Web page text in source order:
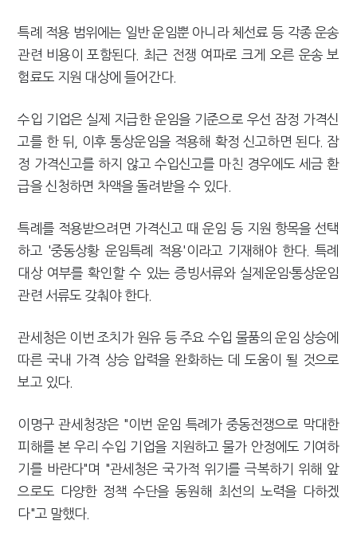
특례 적용 범위에는 일반 운임뿐 아니라 체선료 등 각종 운송
관련 비용이 포함된다. 최근 전쟁 여파로 크게 오른 운송 보
험료도 지원 대상에 들어간다.
수입 기업은 실제 지급한 운임을 기준으로 우선 잠정 가격신
고를 한 뒤, 이후 통상운임을 적용해 확정 신고하면 된다. 잠
정 가격신고를 하지 않고 수입신고를 마친 경우에도 세금 환
급을 신청하면 차액을 돌려받을 수 있다.
특례를 적용받으려면 가격신고 때 운임 등 지원 항목을 선택
하고 '중동상황 운임특례 적용'이라고 기재해야 한다. 특례
대상 여부를 확인할 수 있는 증빙서류와 실제운임·통상운임
관련 서류도 갖춰야 한다.
관세청은 이번 조치가 원유 등 주요 수입 물품의 운임 상승에
따른 국내 가격 상승 압력을 완화하는 데 도움이 될 것으로
보고 있다.
이명구 관세청장은 "이번 운임 특례가 중동전쟁으로 막대한
피해를 본 우리 수입 기업을 지원하고 물가 안정에도 기여하
기를 바란다"며 "관세청은 국가적 위기를 극복하기 위해 앞
으로도 다양한 정책 수단을 동원해 최선의 노력을 다하겠
다"고 말했다.